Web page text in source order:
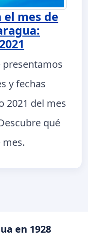
el mes de
presentamos
y fechas
2021 del mes
qué
mes.
en 1928